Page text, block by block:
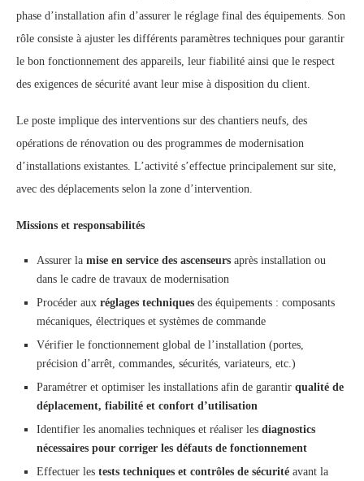
phase d’installation afin d’assurer le réglage final des équipements. Son
rôle consiste à ajuster les différents paramètres techniques pour garantir
le bon fonctionnement des appareils, leur fiabilité ainsi que le respect
des exigences de sécurité avant leur mise à disposition du client.
Le poste implique des interventions sur des chantiers neufs, des
opérations de rénovation ou des programmes de modernisation
d’installations existantes. L’activité s’effectue principalement sur site,
avec des déplacements selon la zone d’intervention.
Missions et responsabilités
Assurer la mise en service des ascenseurs après installation ou
dans le cadre de travaux de modernisation
Procéder aux réglages techniques des équipements : composants
mécaniques, électriques et systèmes de commande
Vérifier le fonctionnement global de l’installation (portes,
précision d’arrêt, commandes, sécurités, variateurs, etc.)
Paramétrer et optimiser les installations afin de garantir qualité de
déplacement, fiabilité et confort d’utilisation
Identifier les anomalies techniques et réaliser les diagnostics
nécessaires pour corriger les défauts de fonctionnement
Effectuer les tests techniques et contrôles de sécurité avant la